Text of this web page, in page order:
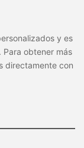
y es
obtener más
directamente con